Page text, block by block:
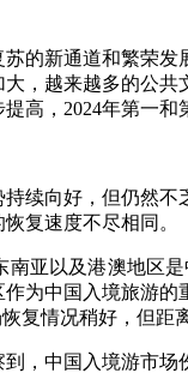
新通道和繁荣发
，越来越多的公
高，2024年第一
向好，但仍然不
复速度不尽相同。
以及港澳地区是
为中国入境旅游
复情况稍好，但
中国入境游市场